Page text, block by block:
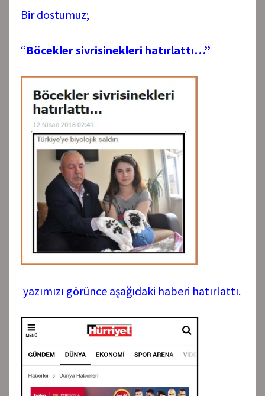
Bir dostumuz;
“Böcekler sivrisinekleri hatırlattı…”
yazımızı görünce aşağıdaki haberi hatırlattı.